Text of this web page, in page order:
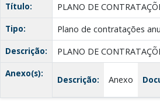
Título:
PLANO DE
Tipo:
Plano de contratações
Descrição:
PLANO DE
Anexo(s):
Descrição: Anexo